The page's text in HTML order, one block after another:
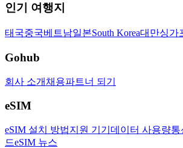
인기 여행지
태국중국베트남일본South Korea대만싱가
Gohub
회사 소개 채용파트너 되기
eSIM
eSIM 설치 방법지원 기기 데이터 사용량통
드eSIM 뉴스